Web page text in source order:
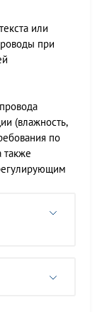
или
при
(влажность,
по
также